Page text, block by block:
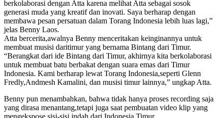
berkolaborasi dengan Atta karena melihat Atta sebagai sosok
generasi muda yang kreatif dan inovati. Saya berharap dengan
membawa pesan persatuan dalam Torang Indonesia lebih luas lagi,”
jelas Benny Laos.
Atta bercerita,awalnya Benny menceritakan keinginannya untuk
membuat musisi daritimur yang bernama Bintang dari Timur.
“Berangkat dari ide Bintang dari Timur, akhirnya kita berkolaborasi
untuk membuat batu berbakat dengan suara emas dari Timur
Indonesia. Kami berharap lewat Torang Indonesia,seperti Glenn
Fredly,Andmesh Kamalini, dan musisi timur lainnya,” ungkap Atta.
Benny pun menambahkan, bahwa tidak hanya proses recording saja
yang dirasa menantang,tetapi juga saat pembuatan video klip yang
mengekspose sisi-sisi indah dari Indonesia Timur.